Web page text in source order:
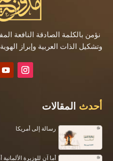
أحدث المقالات
رسالة إلى أمريكا
أما آن للوزيرة
نؤمن بالكلمة الصادقة النافعة
وتشكيل الذات العربية وإبراز